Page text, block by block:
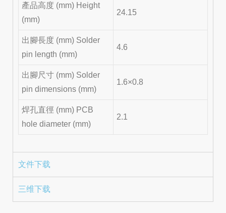
產品高度 (mm) Height
(mm)
24.15
出腳長度 (mm) Solder
pin length (mm)
4.6
出腳尺寸 (mm) Solder
pin dimensions (mm)
1.6×0.8
焊孔直徑 (mm) PCB
hole diameter (mm)
2.1
文件下载
三维下载